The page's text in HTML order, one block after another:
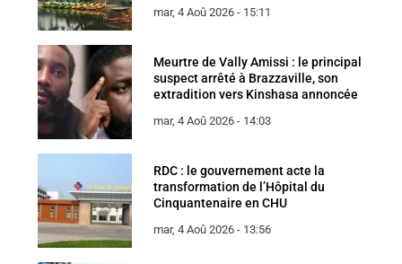
mar, 4 Aoû 2026 - 15:11
Meurtre de Vally Amissi : le principal
suspect arrêté à Brazzaville, son
extradition vers Kinshasa annoncée
mar, 4 Aoû 2026 - 14:03
RDC : le gouvernement acte la
transformation de l’Hôpital du
Cinquantenaire en CHU
mar, 4 Aoû 2026 - 13:56